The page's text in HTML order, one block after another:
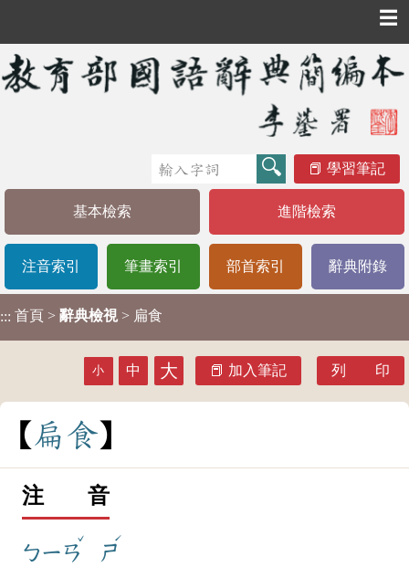
☰
學習筆記
基本檢索 進階檢索
注音索引 筆畫索引 部首索引 辭典附錄
::: 首頁 > 辭典檢視 > 扁食
小 中 大 加入筆記 列 印
扁食
注 音
ㄅㄧㄢ
ˇ
ㄕ
ˊ